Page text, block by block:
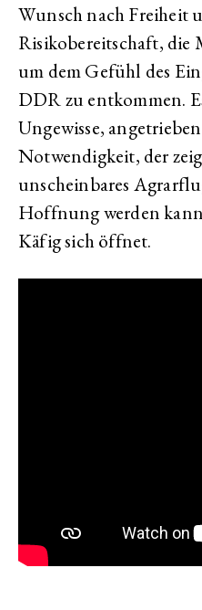
Wunsch nach Freiheit
Risikobereitschaft, die
um dem Gefühl des
DDR zu entkommen.
Ungewisse,
Notwendigkeit, der
unscheinbares
Hoffnung werden
Käfig sich öffnet.